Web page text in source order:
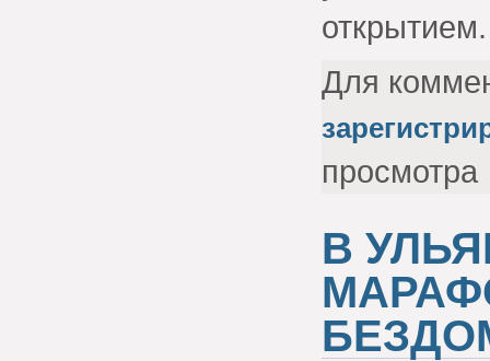
открытием.
Для
просмотра
В